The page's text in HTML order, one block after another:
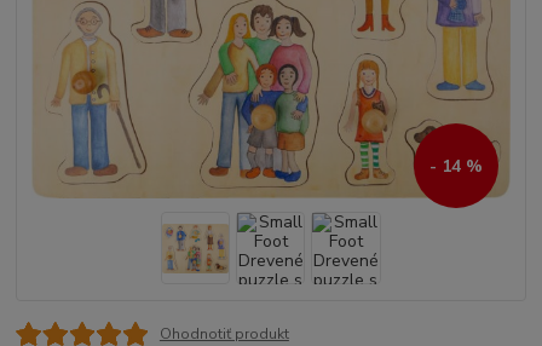
- 14 %
Ohodnotiť produkt